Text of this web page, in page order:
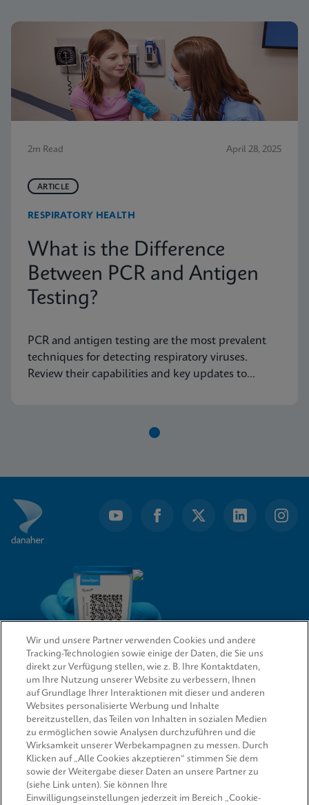
2m Read April 28, 2025
ARTICLE
RESPIRATORY HEALTH
What is the Difference
Between PCR and Antigen
Testing?
PCR and antigen testing are the most prevalent
techniques for detecting respiratory viruses.
Review their capabilities and key updates to
1
QUICK LINKS
RECHTSWESEN
Wir und unsere Partner verwenden Cookies und andere
Tracking-Technologien sowie einige der Daten, die Sie uns
direkt zur Verfügung stellen, wie z. B. Ihre Kontaktdaten,
um Ihre Nutzung unserer Website zu verbessern, Ihnen
auf Grundlage Ihrer Interaktionen mit dieser und anderen
Websites personalisierte Werbung und Inhalte
bereitzustellen, das Teilen von Inhalten in sozialen Medien
zu ermöglichen sowie Analysen durchzuführen und die
Wirksamkeit unserer Werbekampagnen zu messen. Durch
Klicken auf „Alle Cookies akzeptieren“ stimmen Sie dem
sowie der Weitergabe dieser Daten an unsere Partner zu
(siehe Link unten). Sie können Ihre
Einwilligungseinstellungen jederzeit im Bereich „Cookie-